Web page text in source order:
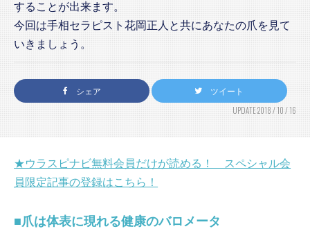
することが出来ます。
今回は手相セラピスト花岡正人と共にあなたの爪を見て
いきましょう。
シェア ツイート
UPDATE:2018 / 10 / 16
★ウラスピナビ無料会員だけが読める！ スペシャル会
員限定記事の登録はこちら！
■爪は体表に現れる健康のバロメータ